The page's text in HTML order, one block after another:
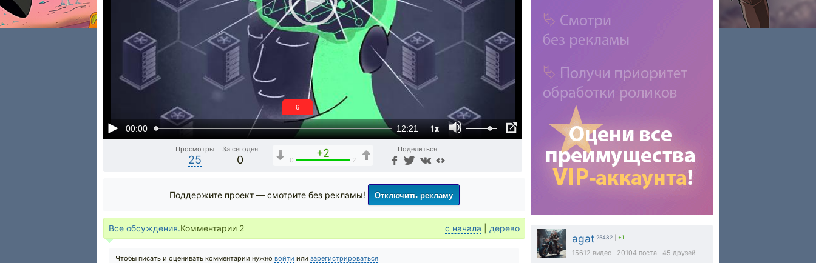
00:00 12:21 1x
5
Просмотры
25
За сегодня
0
+2
0 2
Поделиться
agat 25482 +1
15612 видео 20104 поста 45 друзей
Поддержите проект — смотрите без рекламы! Отключить рекламу
Все обсуждения.Комментарии 2 с начала дерево
Чтобы писать и оценивать комментарии нужно войти или зарегистрироваться